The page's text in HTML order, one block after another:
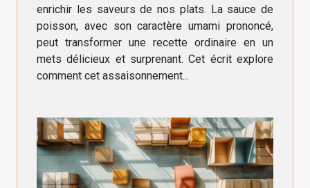
enrichir les saveurs de nos plats. La sauce de
poisson, avec son caractère umami prononcé,
peut transformer une recette ordinaire en un
mets délicieux et surprenant. Cet écrit explore
comment cet assaisonnement...